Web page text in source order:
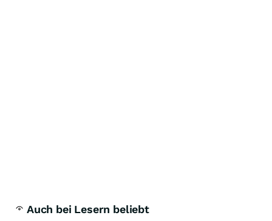
Auch bei Lesern beliebt